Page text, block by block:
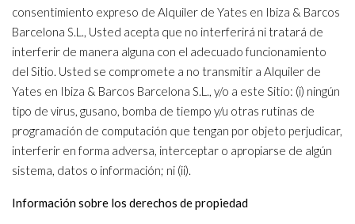
consentimiento expreso de Alquiler de Yates en Ibiza & Barcos
Barcelona S.L., Usted acepta que no interferirá ni tratará de
interferir de manera alguna con el adecuado funcionamiento
del Sitio. Usted se compromete a no transmitir a Alquiler de
Yates en Ibiza & Barcos Barcelona S.L., y/o a este Sitio: (i) ningún
tipo de virus, gusano, bomba de tiempo y/u otras rutinas de
programación de computación que tengan por objeto perjudicar,
interferir en forma adversa, interceptar o apropiarse de algún
sistema, datos o información; ni (ii).
Información sobre los derechos de propiedad